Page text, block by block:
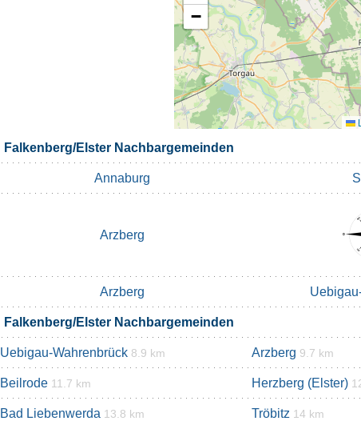
−
Falkenberg/Elster Nachbargemeinden
Annaburg
Arzberg
Arzberg
Falkenberg/Elster Nachbargemeinden
Uebigau-Wahrenbrück 8.9 km Arzberg 9.7 km
Beilrode 11.7 km Herzberg (Elster)
Bad Liebenwerda 13.8 km Tröbitz 14 km